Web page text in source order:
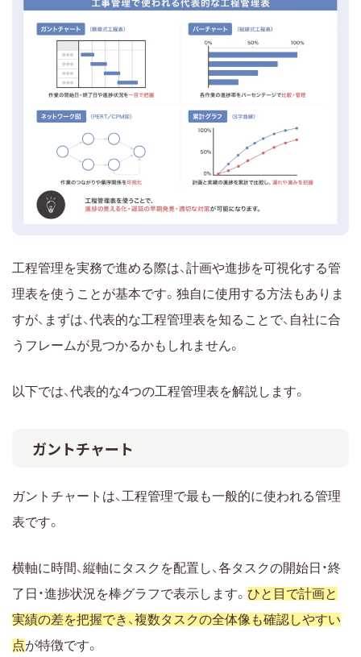
工程管理を実務で進める際は、計画や進捗を可視化する管
理表を使うことが基本です。独自に使用する方法もありま
すが、まずは、代表的な工程管理表を知ることで、自社に合
うフレームが見つかるかもしれません。
以下では、代表的な4つの工程管理表を解説します。
ガントチャート
ガントチャートは、工程管理で最も一般的に使われる管理
表です。
横軸に時間、縦軸にタスクを配置し、各タスクの開始日・終
了日・進捗状況を棒グラフで表示します。 ひと目で計画と
実績の差を把握でき、複数タスクの全体像も確認しやすい
点が特徴です。